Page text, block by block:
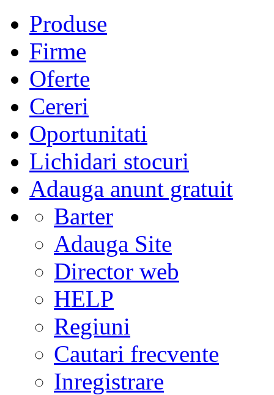
Produse
Firme
Oferte
Cereri
Oportunitati
Lichidari stocuri
Adauga anunt gratuit
Barter
Adauga Site
Director web
HELP
Regiuni
Cautari frecvente
Inregistrare